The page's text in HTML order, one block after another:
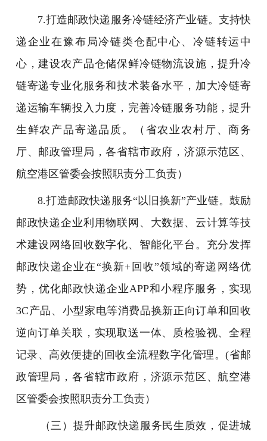
7.打造邮政快递服务冷链经济产业链。支持快
递企业在豫布局冷链类仓配中心、冷链转运中
心，建设农产品仓储保鲜冷链物流设施，提升冷
链寄递专业化服务和技术装备水平，加大冷链寄
递运输车辆投入力度，完善冷链服务功能，提升
生鲜农产品寄递品质。（省农业农村厅、商务
厅、邮政管理局，各省辖市政府，济源示范区、
航空港区管委会按照职责分工负责）
8.打造邮政快递服务“以旧换新”产业链。鼓励
邮政快递企业利用物联网、大数据、云计算等技
术建设网络回收数字化、智能化平台。充分发挥
邮政快递企业在“换新+回收”领域的寄递网络优
势，优化邮政快递企业APP和小程序服务，实现
3C产品、小型家电等消费品换新正向订单和回收
逆向订单关联，实现取送一体、质检验视、全程
记录、高效便捷的回收全流程数字化管理。(省邮
政管理局，各省辖市政府，济源示范区、航空港
区管委会按照职责分工负责）
（三）提升邮政快递服务民生质效，促进城